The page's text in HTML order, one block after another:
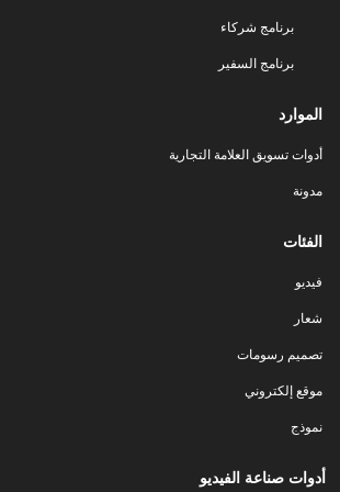
برنامج شركاء
برنامج السفير
الموارد
أدوات تسويق العلامة التجارية
مدونة
الفئات
فيديو
شعار
تصميم رسومات
موقع إلكتروني
نموذج
أدوات صناعة الفيديو